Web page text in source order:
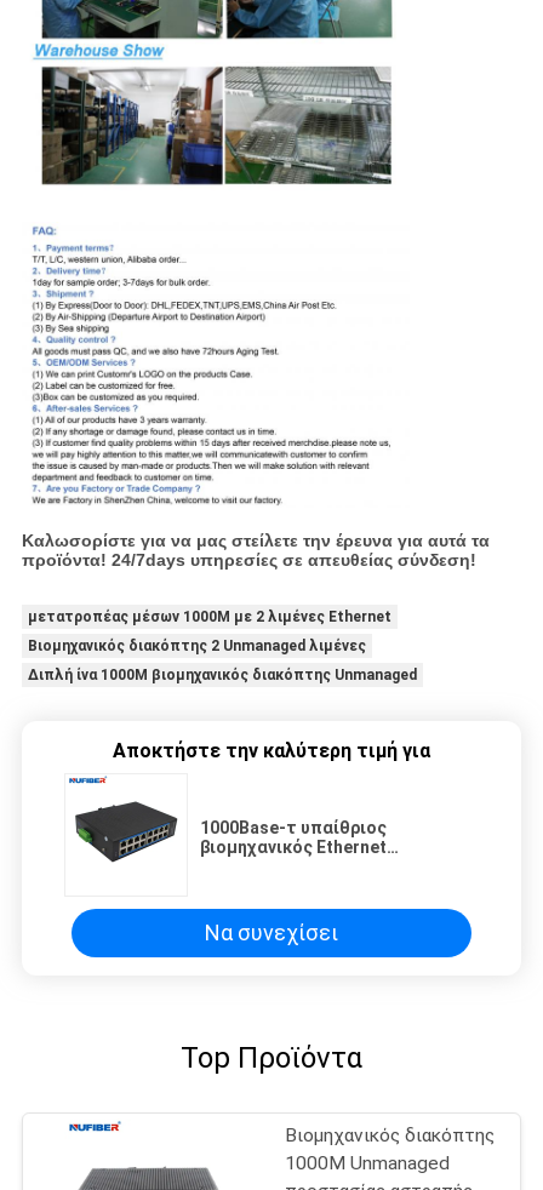
Καλωσορίστε για να μας στείλετε την έρευνα για αυτά τα
προϊόντα! 24/7days υπηρεσίες σε απευθείας σύνδεση!
μετατροπέας μέσων 1000M με 2 λιμένες Ethernet
Βιομηχανικός διακόπτης 2 Unmanaged λιμένες
Διπλή ίνα 1000M βιομηχανικός διακόπτης Unmanaged
Αποκτήστε την καλύτερη τιμή για
1000Base-τ υπαίθριος
βιομηχανικός Ethernet
Να συνεχίσει
Top Προϊόντα
Βιομηχανικός διακόπτης
1000M Unmanaged